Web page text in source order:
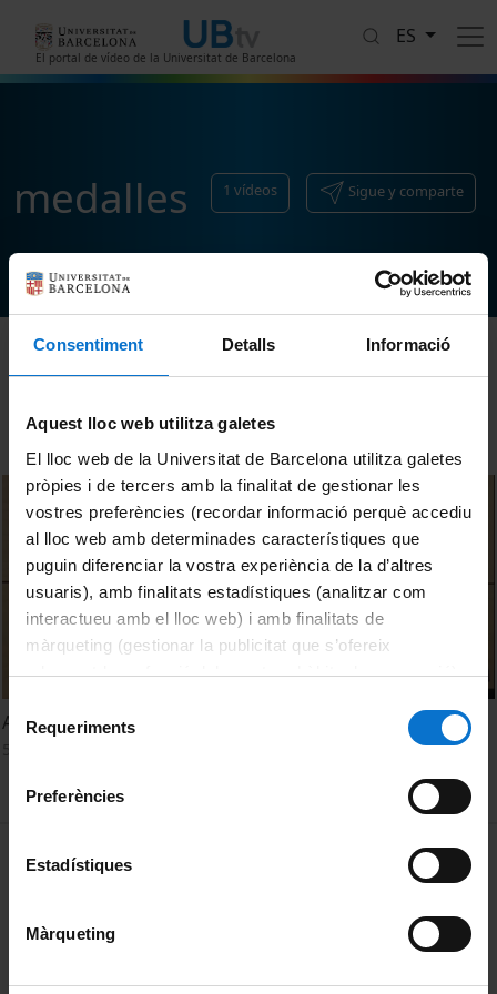
Consentiment Detalls Informació
Aquest lloc web utilitza galetes
El lloc web de la Universitat de Barcelona utilitza galetes
pròpies i de tercers amb la finalitat de gestionar les
vostres preferències (recordar informació perquè accediu
al lloc web amb determinades característiques que
puguin diferenciar la vostra experiència de la d’altres
usuaris), amb finalitats estadístiques (analitzar com
interactueu amb el lloc web) i amb finalitats de
màrqueting (gestionar la publicitat que s’ofereix
adequant-la en funció dels vostres hàbits de navegació).
consultar laPolítica de galetes del lloc web de la
Selecció
Requeriments
Preferències
Estadístiques
Màrqueting
El portal de vídeo de la Universitat de Barcelona
ES
medalles 1 vídeos Sigue y comparte
Ordenar
Acte d’homenatge a la professora Josefina Castellví
MENÚ PEU 1
Política de Cookies
Privacidad y términos